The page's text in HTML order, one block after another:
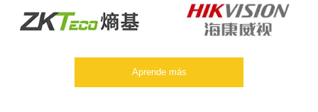
Aprende más